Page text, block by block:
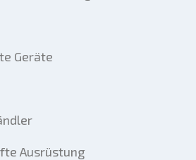
Geräte
Ausrüstung